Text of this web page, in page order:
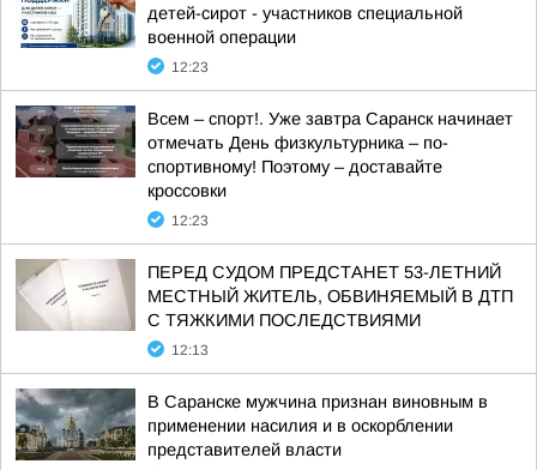
детей-сирот - участников специальной
военной операции
12:23
Всем – спорт!. Уже завтра Саранск начинает
отмечать День физкультурника – по-
спортивному! Поэтому – доставайте
кроссовки
12:23
ПЕРЕД СУДОМ ПРЕДСТАНЕТ 53-ЛЕТНИЙ
МЕСТНЫЙ ЖИТЕЛЬ, ОБВИНЯЕМЫЙ В ДТП
С ТЯЖКИМИ ПОСЛЕДСТВИЯМИ
12:13
В Саранске мужчина признан виновным в
применении насилия и в оскорблении
представителей власти